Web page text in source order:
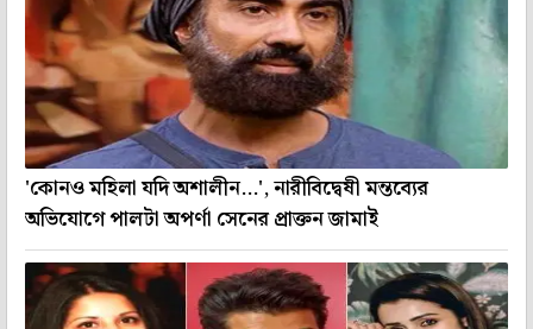
'কোনও মহিলা যদি অশালীন...', নারীবিদ্বেষী মন্তব্যের
অভিযোগে পালটা অপর্ণা সেনের প্রাক্তন জামাই